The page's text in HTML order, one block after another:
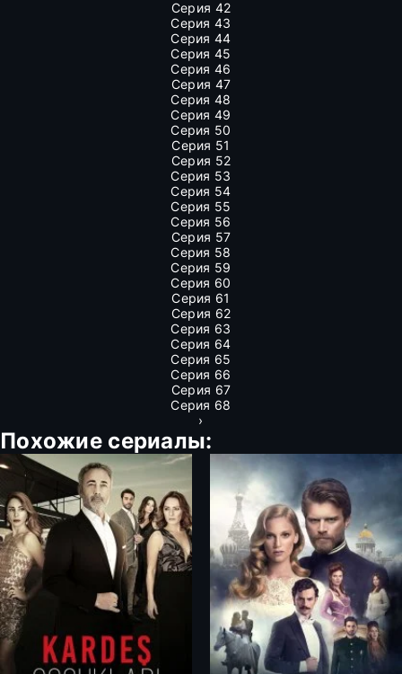
Серия 42
Серия 43
Серия 44
Серия 45
Серия 46
Серия 47
Серия 48
Серия 49
Серия 50
Серия 51
Серия 52
Серия 53
Серия 54
Серия 55
Серия 56
Серия 57
Серия 58
Серия 59
Серия 60
Серия 61
Серия 62
Серия 63
Серия 64
Серия 65
Серия 66
Серия 67
Серия 68
›
Похожие сериалы: